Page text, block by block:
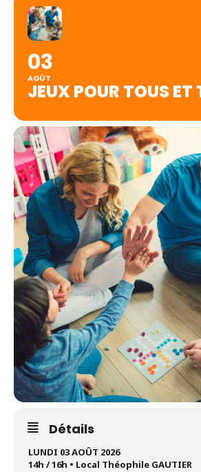
03
AOÛT
JEUX POUR TOUS ET
Détails
LUNDI 03 AOÛT 2026
14h / 16h • Local Théophile GAUTIER